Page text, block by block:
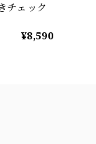
チェック
¥8,590